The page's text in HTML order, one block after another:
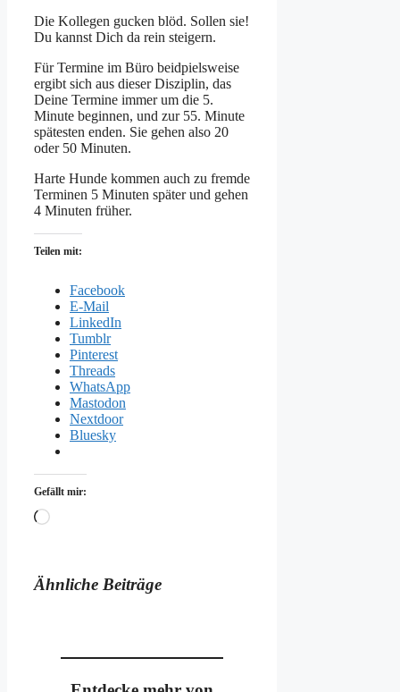
Die Kollegen gucken blöd. Sollen sie!
Du kannst Dich da rein steigern.
Für Termine im Büro beidpielsweise
ergibt sich aus dieser Disziplin, das
Deine Termine immer um die 5.
Minute beginnen, und zur 55. Minute
spätesten enden. Sie gehen also 20
oder 50 Minuten.
Harte Hunde kommen auch zu fremde
Terminen 5 Minuten später und gehen
4 Minuten früher.
Teilen mit:
Facebook
E-Mail
LinkedIn
Tumblr
Pinterest
Threads
WhatsApp
Mastodon
Nextdoor
Bluesky
Gefällt mir:
Wird
Ähnliche Beiträge